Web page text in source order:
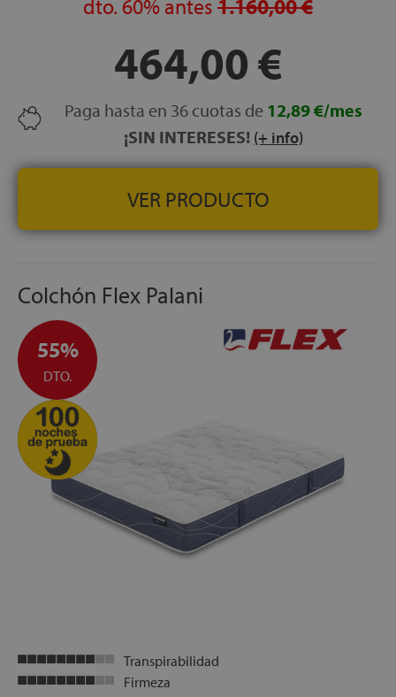
por cremallera)
TRANSPIRABILIDAD: Muy alta
OEKO-TEX® Standard 100
GARANTÍA: 3 años
dto. 60% antes 1.160,00 €
464,00 €
Paga hasta en 36 cuotas de 12,89 €/mes
¡SIN INTERESES! (+ info)
VER PRODUCTO
Colchón Flex Palani
55%
DTO.
Transpirabilidad
Firmeza